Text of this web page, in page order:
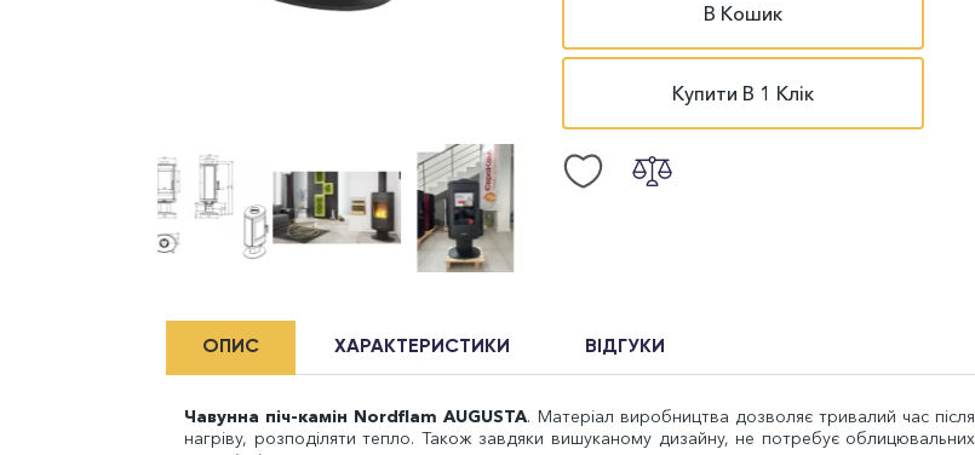
В Кошик
Купити В 1 Клік
ОПИС ХАРАКТЕРИСТИКИ ВІДГУКИ
Чавунна піч-камін Nordflam AUGUSTA. Матеріал виробництва дозволяє тривалий час після
нагріву, розподіляти тепло. Також завдяки вишуканому дизайну, не потребує облицювальних